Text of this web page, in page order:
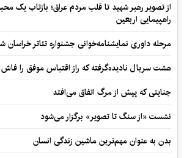
از تصویر رهبر شهید تا قلب مردم عراق؛ بازتاب یک
راهپیمایی اربعین
مرحله داوری نمایشنامه‌خوانی جشنواره تئاتر خراسان
هشت سریال نادیده‌گرفته که راز اقتباس موفق را
جنایتی که پیش از مرگ اتفاق می‌افتد
نشست «از سنگ تا تصویر» برگزار می‌شود
بدن به عنوان مهم‌ترین ماشین زندگی انسان